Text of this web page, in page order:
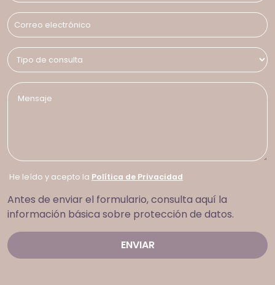
He leído y acepto la Política de Privacidad
Antes de enviar el formulario, consulta aquí la
información básica sobre protección de datos.